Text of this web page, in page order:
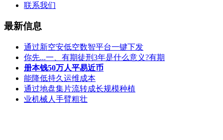
联系我们
最新信息
通过新空安低空数智平台一键下发
你先...一、有期徒刑3年是什么意义?有期
册本钱50万人平易近币
能降低持久运维成本
通过地盘集片流转成长规模种植
业机械人手臂粗壮